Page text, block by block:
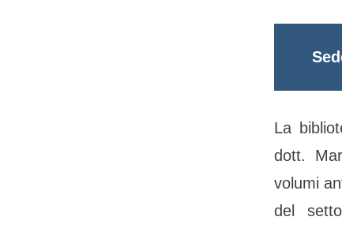
La
dott.
volumi
del